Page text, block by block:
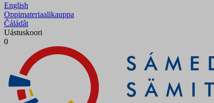
English
Oppimateriaalikauppa
Čáládât
Uástuskoori
0